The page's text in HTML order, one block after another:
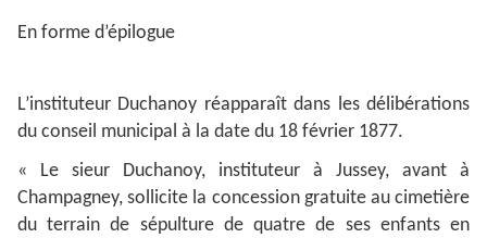
En forme d’épilogue
L’instituteur Duchanoy réapparaît dans les délibérations
du conseil municipal à la date du 18 février 1877.
« Le sieur Duchanoy, instituteur à Jussey, avant à
Champagney, sollicite la concession gratuite au cimetière
du terrain de sépulture de quatre de ses enfants en